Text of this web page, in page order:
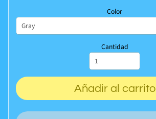
Color
Cantidad
Añadir al carrito